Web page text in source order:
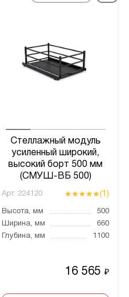
Стеллажный модуль
усиленный широкий,
высокий борт 500 мм
(СМУШ-ВБ 500)
Арт. 224120 (1)
Высота, мм
500
Ширина, мм
660
Глубина, мм
1100
16 565₽